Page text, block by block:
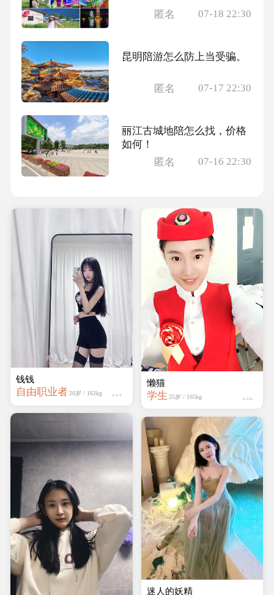
匿名 07-18 22:30
昆明陪游怎么防上当受骗。
匿名 07-17 22:30
丽江古城地陪怎么找，价格
如何！
匿名
07-16 22:30
钱钱
自由职业者 20岁 / 162kg
快乐
学生 22岁 / 161kg
蔷薇岛
学生